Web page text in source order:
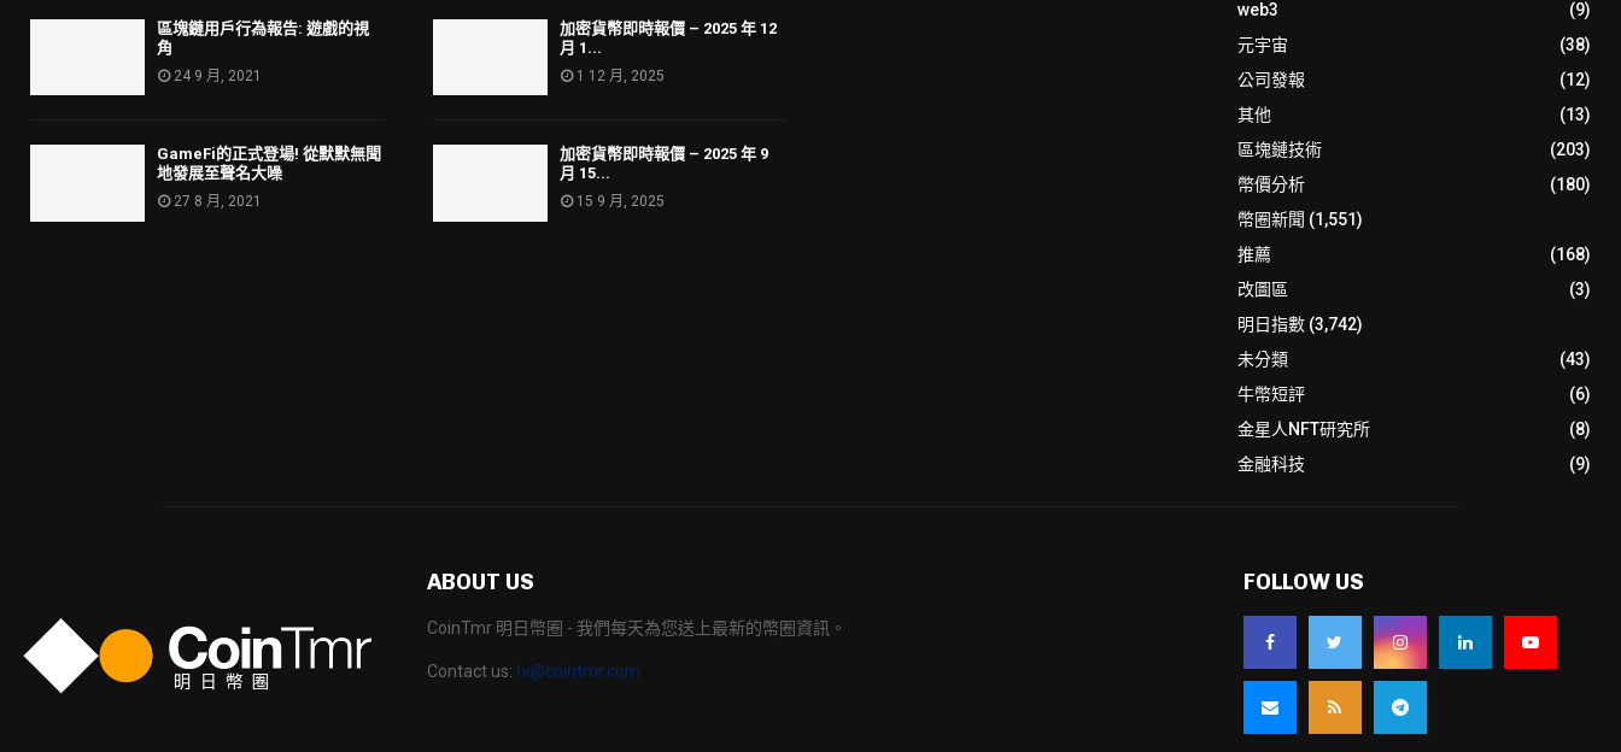
區塊鏈用戶行為報告: 遊戲的視
角
24 9 月, 2021
GameFi的正式登場! 從默默無聞
地發展至聲名大噪
27 8 月, 2021
加密貨幣即時報價 – 2025 年 12
月 1...
1 12 月, 2025
加密貨幣即時報價 – 2025 年 9
月 15...
15 9 月, 2025
web3
(9)
元宇宙
(38)
公司發報
(12)
其他
(13)
區塊鏈技術
(203)
幣價分析
(180)
幣圈新聞 (1,551)
推薦
(168)
改圖區
(3)
明日指數(3,742)
未分類
(43)
牛幣短評
(6)
金星人NFT研究所
(8)
金融科技
(9)
ABOUT US
CoinTmr 明日幣圈 - 我們每天為您送上最新的幣圈資訊。
Contact us: hi@cointmr.com
FOLLOW US